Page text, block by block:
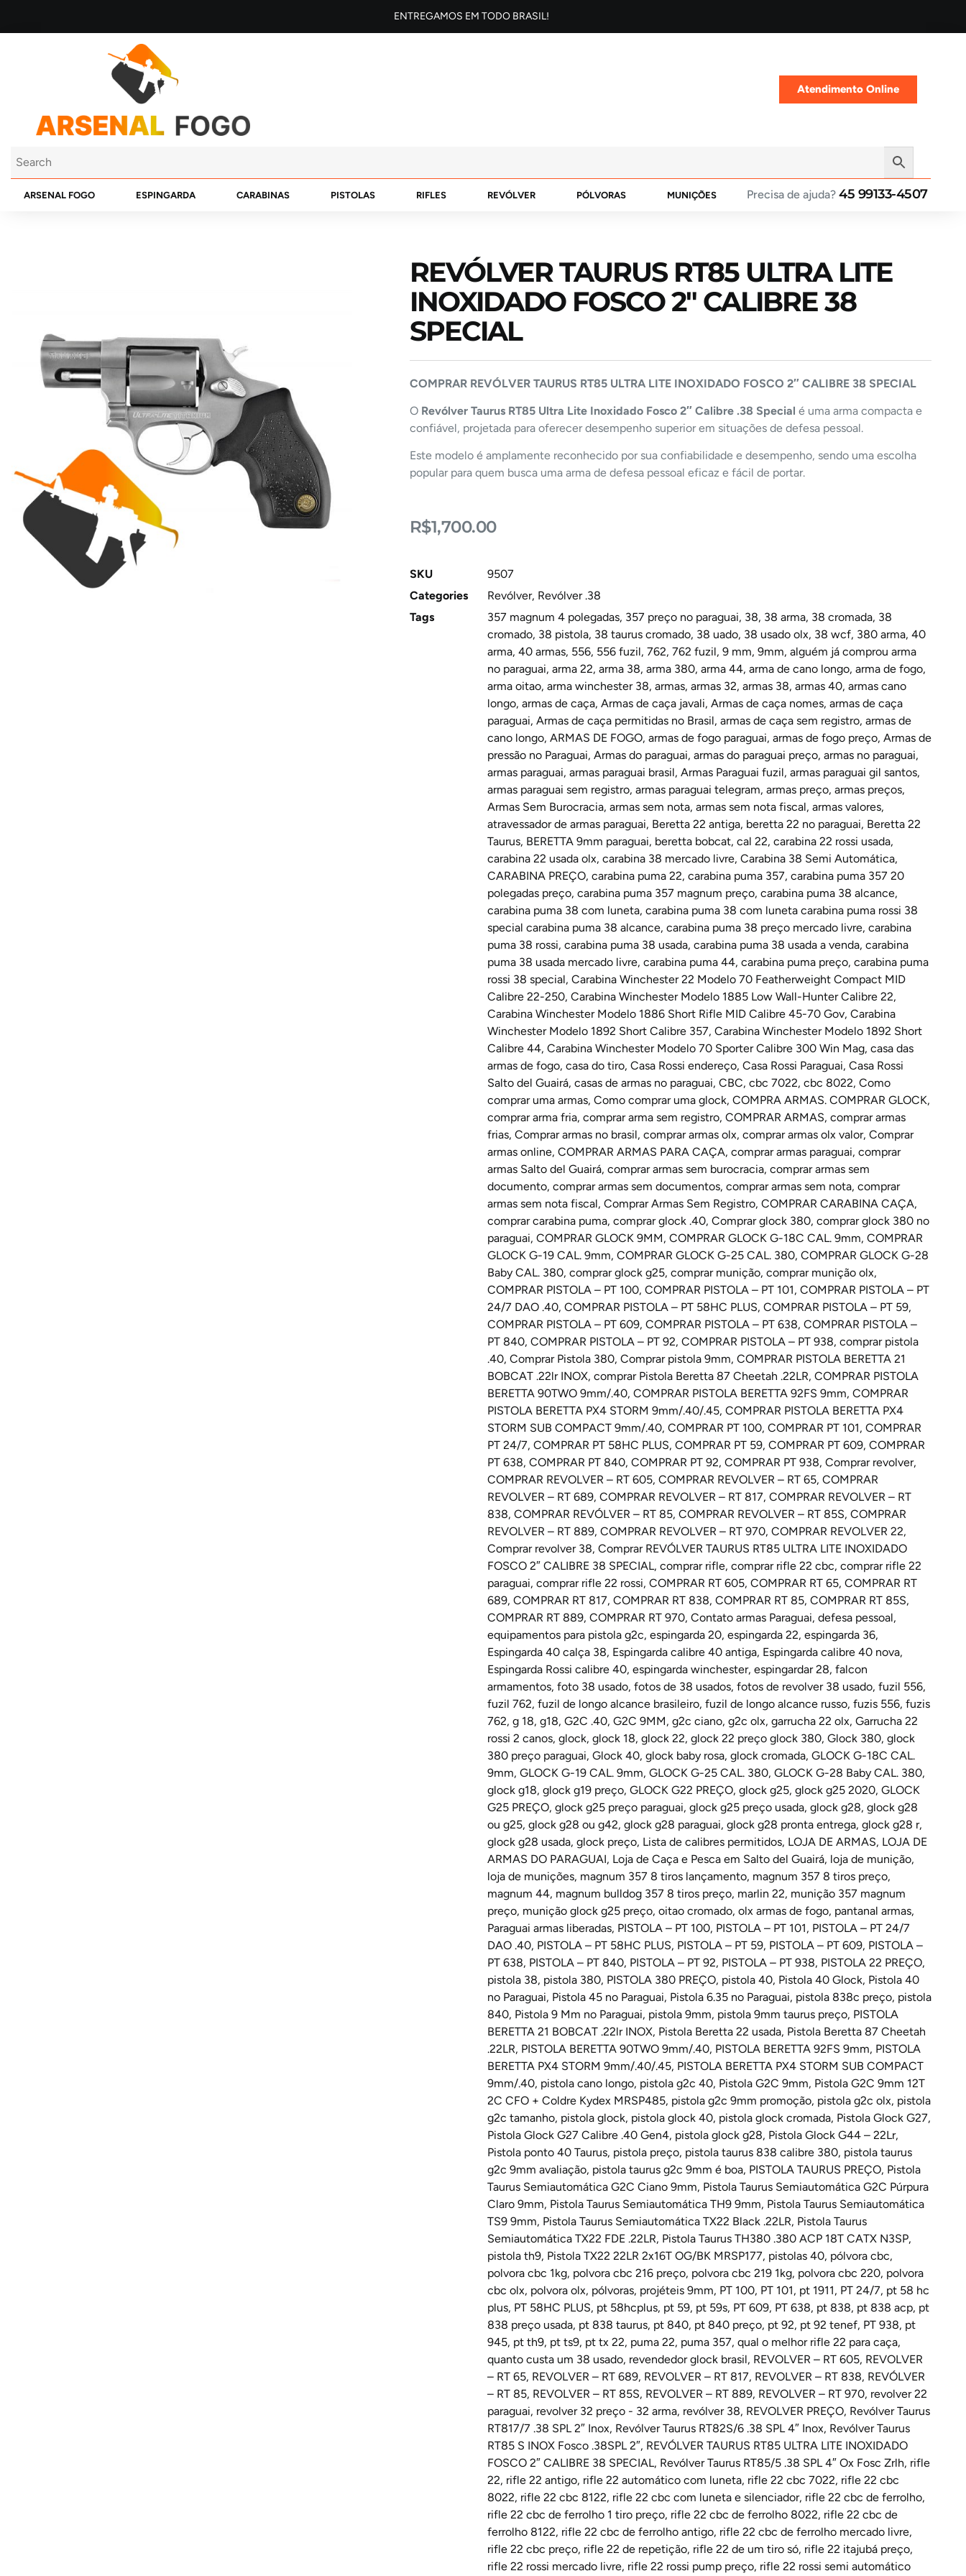
ENTREGAMOS EM TODO BRASIL!
Atendimento Online
ARSENAL FOGO ESPINGARDA CARABINAS PISTOLAS RIFLES REVÓLVER PÓLVORAS MUNIÇÕES Precisa de ajuda? 45 99133-4507
REVÓLVER TAURUS RT85 ULTRA LITE
INOXIDADO FOSCO 2″ CALIBRE 38
SPECIAL
COMPRAR REVÓLVER TAURUS RT85 ULTRA LITE INOXIDADO FOSCO 2″ CALIBRE 38 SPECIAL
O Revólver Taurus RT85 Ultra Lite Inoxidado Fosco 2″ Calibre .38 Special é uma arma compacta e
confiável, projetada para oferecer desempenho superior em situações de defesa pessoal.
Este modelo é amplamente reconhecido por sua confiabilidade e desempenho, sendo uma escolha
popular para quem busca uma arma de defesa pessoal eficaz e fácil de portar.
R$1,700.00
SKU
9507
Categories
Revólver, Revólver .38
Tags
357 magnum 4 polegadas, 357 preço no paraguai, 38, 38 arma, 38 cromada, 38
cromado, 38 pistola, 38 taurus cromado, 38 uado, 38 usado olx, 38 wcf, 380 arma, 40
arma, 40 armas, 556, 556 fuzil, 762, 762 fuzil, 9 mm, 9mm, alguém já comprou arma
no paraguai, arma 22, arma 38, arma 380, arma 44, arma de cano longo, arma de fogo,
arma oitao, arma winchester 38, armas, armas 32, armas 38, armas 40, armas cano
longo, armas de caça, Armas de caça javali, Armas de caça nomes, armas de caça
paraguai, Armas de caça permitidas no Brasil, armas de caça sem registro, armas de
cano longo, ARMAS DE FOGO, armas de fogo paraguai, armas de fogo preço, Armas de
pressão no Paraguai, Armas do paraguai, armas do paraguai preço, armas no paraguai,
armas paraguai, armas paraguai brasil, Armas Paraguai fuzil, armas paraguai gil santos,
armas paraguai sem registro, armas paraguai telegram, armas preço, armas preços,
Armas Sem Burocracia, armas sem nota, armas sem nota fiscal, armas valores,
atravessador de armas paraguai, Beretta 22 antiga, beretta 22 no paraguai, Beretta 22
Taurus, BERETTA 9mm paraguai, beretta bobcat, cal 22, carabina 22 rossi usada,
carabina 22 usada olx, carabina 38 mercado livre, Carabina 38 Semi Automática,
CARABINA PREÇO, carabina puma 22, carabina puma 357, carabina puma 357 20
polegadas preço, carabina puma 357 magnum preço, carabina puma 38 alcance,
carabina puma 38 com luneta, carabina puma 38 com luneta carabina puma rossi 38
special carabina puma 38 alcance, carabina puma 38 preço mercado livre, carabina
puma 38 rossi, carabina puma 38 usada, carabina puma 38 usada a venda, carabina
puma 38 usada mercado livre, carabina puma 44, carabina puma preço, carabina puma
rossi 38 special, Carabina Winchester 22 Modelo 70 Featherweight Compact MID
Calibre 22-250, Carabina Winchester Modelo 1885 Low Wall-Hunter Calibre 22,
Carabina Winchester Modelo 1886 Short Rifle MID Calibre 45-70 Gov, Carabina
Winchester Modelo 1892 Short Calibre 357, Carabina Winchester Modelo 1892 Short
Calibre 44, Carabina Winchester Modelo 70 Sporter Calibre 300 Win Mag, casa das
armas de fogo, casa do tiro, Casa Rossi endereço, Casa Rossi Paraguai, Casa Rossi
Salto del Guairá, casas de armas no paraguai, CBC, cbc 7022, cbc 8022, Como
comprar uma armas, Como comprar uma glock, COMPRA ARMAS. COMPRAR GLOCK,
comprar arma fria, comprar arma sem registro, COMPRAR ARMAS, comprar armas
frias, Comprar armas no brasil, comprar armas olx, comprar armas olx valor, Comprar
armas online, COMPRAR ARMAS PARA CAÇA, comprar armas paraguai, comprar
armas Salto del Guairá, comprar armas sem burocracia, comprar armas sem
documento, comprar armas sem documentos, comprar armas sem nota, comprar
armas sem nota fiscal, Comprar Armas Sem Registro, COMPRAR CARABINA CAÇA,
comprar carabina puma, comprar glock .40, Comprar glock 380, comprar glock 380 no
paraguai, COMPRAR GLOCK 9MM, COMPRAR GLOCK G-18C CAL. 9mm, COMPRAR
GLOCK G-19 CAL. 9mm, COMPRAR GLOCK G-25 CAL. 380, COMPRAR GLOCK G-28
Baby CAL. 380, comprar glock g25, comprar munição, comprar munição olx,
COMPRAR PISTOLA – PT 100, COMPRAR PISTOLA – PT 101, COMPRAR PISTOLA – PT
24/7 DAO .40, COMPRAR PISTOLA – PT 58HC PLUS, COMPRAR PISTOLA – PT 59,
COMPRAR PISTOLA – PT 609, COMPRAR PISTOLA – PT 638, COMPRAR PISTOLA –
PT 840, COMPRAR PISTOLA – PT 92, COMPRAR PISTOLA – PT 938, comprar pistola
.40, Comprar Pistola 380, Comprar pistola 9mm, COMPRAR PISTOLA BERETTA 21
BOBCAT .22lr INOX, comprar Pistola Beretta 87 Cheetah .22LR, COMPRAR PISTOLA
BERETTA 90TWO 9mm/.40, COMPRAR PISTOLA BERETTA 92FS 9mm, COMPRAR
PISTOLA BERETTA PX4 STORM 9mm/.40/.45, COMPRAR PISTOLA BERETTA PX4
STORM SUB COMPACT 9mm/.40, COMPRAR PT 100, COMPRAR PT 101, COMPRAR
PT 24/7, COMPRAR PT 58HC PLUS, COMPRAR PT 59, COMPRAR PT 609, COMPRAR
PT 638, COMPRAR PT 840, COMPRAR PT 92, COMPRAR PT 938, Comprar revolver,
COMPRAR REVOLVER – RT 605, COMPRAR REVOLVER – RT 65, COMPRAR
REVOLVER – RT 689, COMPRAR REVOLVER – RT 817, COMPRAR REVOLVER – RT
838, COMPRAR REVÓLVER – RT 85, COMPRAR REVOLVER – RT 85S, COMPRAR
REVOLVER – RT 889, COMPRAR REVOLVER – RT 970, COMPRAR REVOLVER 22,
Comprar revolver 38, Comprar REVÓLVER TAURUS RT85 ULTRA LITE INOXIDADO
FOSCO 2″ CALIBRE 38 SPECIAL, comprar rifle, comprar rifle 22 cbc, comprar rifle 22
paraguai, comprar rifle 22 rossi, COMPRAR RT 605, COMPRAR RT 65, COMPRAR RT
689, COMPRAR RT 817, COMPRAR RT 838, COMPRAR RT 85, COMPRAR RT 85S,
COMPRAR RT 889, COMPRAR RT 970, Contato armas Paraguai, defesa pessoal,
equipamentos para pistola g2c, espingarda 20, espingarda 22, espingarda 36,
Espingarda 40 calça 38, Espingarda calibre 40 antiga, Espingarda calibre 40 nova,
Espingarda Rossi calibre 40, espingarda winchester, espingardar 28, falcon
armamentos, foto 38 usado, fotos de 38 usados, fotos de revolver 38 usado, fuzil 556,
fuzil 762, fuzil de longo alcance brasileiro, fuzil de longo alcance russo, fuzis 556, fuzis
762, g 18, g18, G2C .40, G2C 9MM, g2c ciano, g2c olx, garrucha 22 olx, Garrucha 22
rossi 2 canos, glock, glock 18, glock 22, glock 22 preço glock 380, Glock 380, glock
380 preço paraguai, Glock 40, glock baby rosa, glock cromada, GLOCK G-18C CAL.
9mm, GLOCK G-19 CAL. 9mm, GLOCK G-25 CAL. 380, GLOCK G-28 Baby CAL. 380,
glock g18, glock g19 preço, GLOCK G22 PREÇO, glock g25, glock g25 2020, GLOCK
G25 PREÇO, glock g25 preço paraguai, glock g25 preço usada, glock g28, glock g28
ou g25, glock g28 ou g42, glock g28 paraguai, glock g28 pronta entrega, glock g28 r,
glock g28 usada, glock preço, Lista de calibres permitidos, LOJA DE ARMAS, LOJA DE
ARMAS DO PARAGUAI, Loja de Caça e Pesca em Salto del Guairá, loja de munição,
loja de munições, magnum 357 8 tiros lançamento, magnum 357 8 tiros preço,
magnum 44, magnum bulldog 357 8 tiros preço, marlin 22, munição 357 magnum
preço, munição glock g25 preço, oitao cromado, olx armas de fogo, pantanal armas,
Paraguai armas liberadas, PISTOLA – PT 100, PISTOLA – PT 101, PISTOLA – PT 24/7
DAO .40, PISTOLA – PT 58HC PLUS, PISTOLA – PT 59, PISTOLA – PT 609, PISTOLA –
PT 638, PISTOLA – PT 840, PISTOLA – PT 92, PISTOLA – PT 938, PISTOLA 22 PREÇO,
pistola 38, pistola 380, PISTOLA 380 PREÇO, pistola 40, Pistola 40 Glock, Pistola 40
no Paraguai, Pistola 45 no Paraguai, Pistola 6.35 no Paraguai, pistola 838c preço, pistola
840, Pistola 9 Mm no Paraguai, pistola 9mm, pistola 9mm taurus preço, PISTOLA
BERETTA 21 BOBCAT .22lr INOX, Pistola Beretta 22 usada, Pistola Beretta 87 Cheetah
.22LR, PISTOLA BERETTA 90TWO 9mm/.40, PISTOLA BERETTA 92FS 9mm, PISTOLA
BERETTA PX4 STORM 9mm/.40/.45, PISTOLA BERETTA PX4 STORM SUB COMPACT
9mm/.40, pistola cano longo, pistola g2c 40, Pistola G2C 9mm, Pistola G2C 9mm 12T
2C CFO + Coldre Kydex MRSP485, pistola g2c 9mm promoção, pistola g2c olx, pistola
g2c tamanho, pistola glock, pistola glock 40, pistola glock cromada, Pistola Glock G27,
Pistola Glock G27 Calibre .40 Gen4, pistola glock g28, Pistola Glock G44 – 22Lr,
Pistola ponto 40 Taurus, pistola preço, pistola taurus 838 calibre 380, pistola taurus
g2c 9mm avaliação, pistola taurus g2c 9mm é boa, PISTOLA TAURUS PREÇO, Pistola
Taurus Semiautomática G2C Ciano 9mm, Pistola Taurus Semiautomática G2C Púrpura
Claro 9mm, Pistola Taurus Semiautomática TH9 9mm, Pistola Taurus Semiautomática
TS9 9mm, Pistola Taurus Semiautomática TX22 Black .22LR, Pistola Taurus
Semiautomática TX22 FDE .22LR, Pistola Taurus TH380 .380 ACP 18T CATX N3SP,
pistola th9, Pistola TX22 22LR 2x16T OG/BK MRSP177, pistolas 40, pólvora cbc,
polvora cbc 1kg, polvora cbc 216 preço, polvora cbc 219 1kg, polvora cbc 220, polvora
cbc olx, polvora olx, pólvoras, projéteis 9mm, PT 100, PT 101, pt 1911, PT 24/7, pt 58 hc
plus, PT 58HC PLUS, pt 58hcplus, pt 59, pt 59s, PT 609, PT 638, pt 838, pt 838 acp, pt
838 preço usada, pt 838 taurus, pt 840, pt 840 preço, pt 92, pt 92 tenef, PT 938, pt
945, pt th9, pt ts9, pt tx 22, puma 22, puma 357, qual o melhor rifle 22 para caça,
quanto custa um 38 usado, revendedor glock brasil, REVOLVER – RT 605, REVOLVER
– RT 65, REVOLVER – RT 689, REVOLVER – RT 817, REVOLVER – RT 838, REVÓLVER
– RT 85, REVOLVER – RT 85S, REVOLVER – RT 889, REVOLVER – RT 970, revolver 22
paraguai, revolver 32 preço - 32 arma, revólver 38, REVOLVER PREÇO, Revólver Taurus
RT817/7 .38 SPL 2″ Inox, Revólver Taurus RT82S/6 .38 SPL 4″ Inox, Revólver Taurus
RT85 S INOX Fosco .38SPL 2″, REVÓLVER TAURUS RT85 ULTRA LITE INOXIDADO
FOSCO 2″ CALIBRE 38 SPECIAL, Revólver Taurus RT85/5 .38 SPL 4″ Ox Fosc Zrlh, rifle
22, rifle 22 antigo, rifle 22 automático com luneta, rifle 22 cbc 7022, rifle 22 cbc
8022, rifle 22 cbc 8122, rifle 22 cbc com luneta e silenciador, rifle 22 cbc de ferrolho,
rifle 22 cbc de ferrolho 1 tiro preço, rifle 22 cbc de ferrolho 8022, rifle 22 cbc de
ferrolho 8122, rifle 22 cbc de ferrolho antigo, rifle 22 cbc de ferrolho mercado livre,
rifle 22 cbc preço, rifle 22 de repetição, rifle 22 de um tiro só, rifle 22 itajubá preço,
rifle 22 rossi mercado livre, rifle 22 rossi pump preço, rifle 22 rossi semi automático